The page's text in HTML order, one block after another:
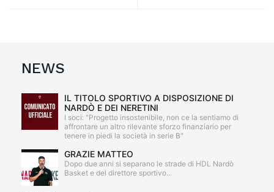
NEWS
IL TITOLO SPORTIVO A DISPOSIZIONE DI
NARDÒ E DEI NERETINI
I soci: "Progetto insostenibile, non ce la sentiamo di
affrontare un altro rilevante sforzo finanziario per
tenere in piedi la società in serie B"
GRAZIE MATTEO
Dopo due anni si separano le strade di HDL Nardò
Basket e del direttore sportivo...